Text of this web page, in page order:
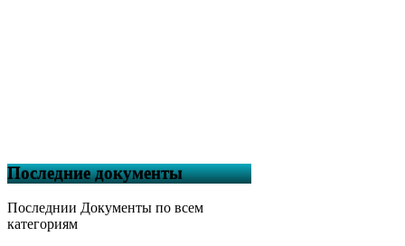
Последние документы
Последнии Документы по всем
категориям